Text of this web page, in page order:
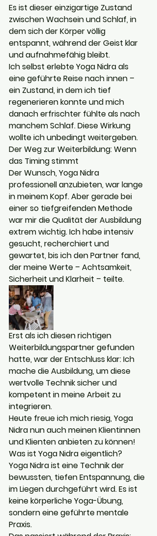
Es ist dieser einzigartige Zustand
zwischen Wachsein und Schlaf, in
dem sich der Körper völlig
entspannt, während der Geist klar
und aufnahmefähig bleibt.
Ich selbst erlebte Yoga Nidra als
eine geführte Reise nach innen –
ein Zustand, in dem ich tief
regenerieren konnte und mich
danach erfrischter fühlte als nach
manchem Schlaf. Diese Wirkung
wollte ich unbedingt weitergeben.
Der Weg zur Weiterbildung: Wenn
das Timing stimmt
Der Wunsch, Yoga Nidra
professionell anzubieten, war lange
in meinem Kopf. Aber gerade bei
einer so tiefgreifenden Methode
war mir die Qualität der Ausbildung
extrem wichtig. Ich habe intensiv
gesucht, recherchiert und
gewartet, bis ich den Partner fand,
der meine Werte – Achtsamkeit,
Sicherheit und Klarheit – teilte.
Erst als ich diesen richtigen
Weiterbildungspartner gefunden
hatte, war der Entschluss klar: Ich
mache die Ausbildung, um diese
wertvolle Technik sicher und
kompetent in meine Arbeit zu
integrieren.
Heute freue ich mich riesig, Yoga
Nidra nun auch meinen Klientinnen
und Klienten anbieten zu können!
Was ist Yoga Nidra eigentlich?
Yoga Nidra ist eine Technik der
bewussten, tiefen Entspannung, die
im Liegen durchgeführt wird. Es ist
keine körperliche Yoga-Übung,
sondern eine geführte mentale
Praxis.